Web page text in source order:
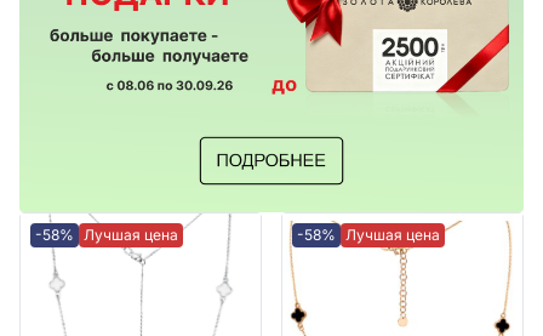
-58% Лучшая цена -58% Лучшая цена